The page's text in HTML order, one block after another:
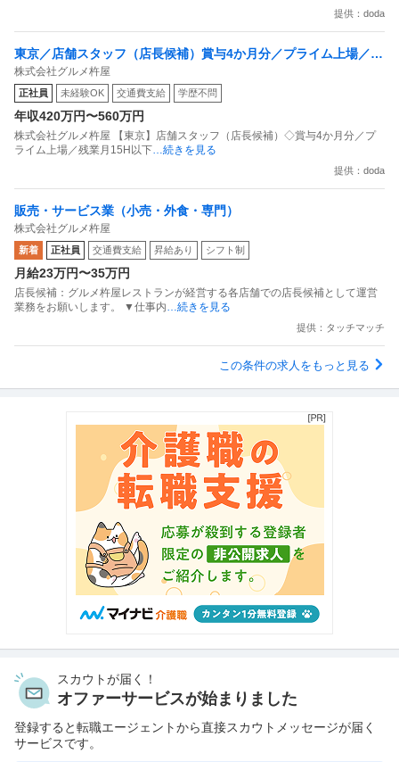
提供：doda
東京／店舗スタッフ（店長候補）賞与4か月分／プライム上場／残
業月15H以下／新店オープン多数
株式会社グルメ杵屋
正社員 未経験OK 交通費支給 学歴不問
年収420万円〜560万円
株式会社グルメ杵屋 【東京】店舗スタッフ（店長候補）◇賞与4か月分／プ
ライム上場／残業月15H以下…続きを見る
提供：doda
販売・サービス業（小売・外食・専門）
株式会社グルメ杵屋
新着 正社員 交通費支給 昇給あり シフト制
月給23万円〜35万円
店長候補：グルメ杵屋レストランが経営する各店舗での店長候補として運営
業務をお願いします。 ▼仕事内…続きを見る
提供：タッチマッチ
この条件の求人をもっと見る
スカウトが届く！
オファーサービスが始まりました
登録すると転職エージェントから直接スカウトメッセージが届く
サービスです。